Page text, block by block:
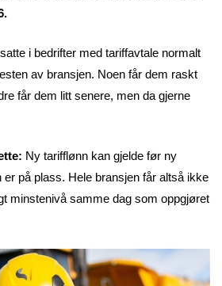
i bedrifter med tariffavtale normalt
av bransjen. Noen får dem raskt
får dem litt senere, men da gjerne
Ny tarifflønn kan gjelde før ny
på plass. Hele bransjen får altså ikke
minstenivå samme dag som oppgjøret